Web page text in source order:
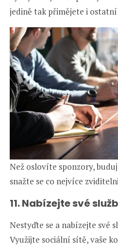
jedině tak přimějete i
Než oslovíte sponzory,
snažte se co nejvíce
11. Nabízejte své
Nestyďte se a nabízejte své
Využijte sociální sítě, vaše